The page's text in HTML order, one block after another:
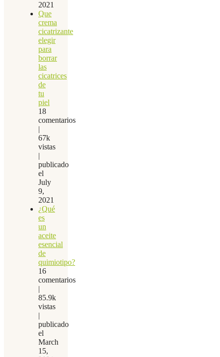
2021
Que
crema
cicatrizante
elegir
para
borrar
las
cicatrices
de
tu
piel
18
comentarios
|
67k
vistas
|
publicado
el
July
9,
2021
¿Qué
es
un
aceite
esencial
de
quimiotipo?
16
comentarios
|
85.9k
vistas
|
publicado
el
March
15,